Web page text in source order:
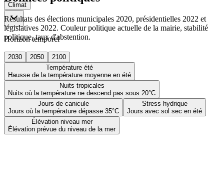
Climat
Horizon temporel
2030 2050
2100
Température été
Hausse de la température moyenne en été
Nuits tropicales
Nuits où la température ne descend pas sous 20°C
Jours de canicule
Jours où la température dépasse 35°C
Stress hydrique
Jours avec sol sec en été
Élévation niveau mer
Élévation prévue du niveau de la mer
Résultats des élections municipales 2020, présidentielles 2022 et
législatives 2022. Couleur politique actuelle de la mairie, stabilité
politique, taux d'abstention.